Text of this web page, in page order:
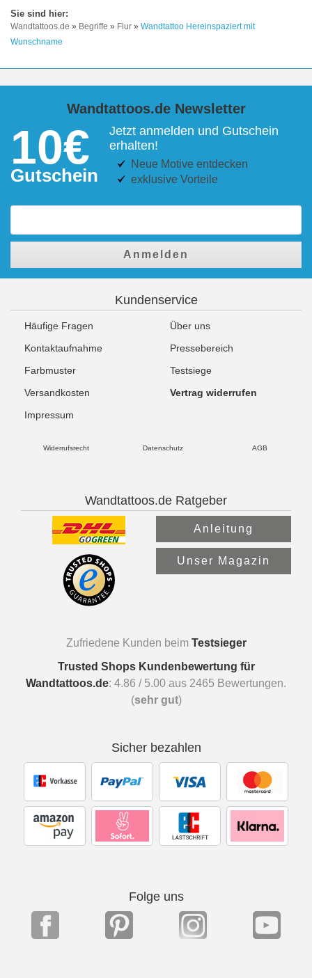
Wandtattoos.de » Begriffe » Flur » Wandtattoo Hereinspaziert mit
Wunschname
Wandtattoos.de Newsletter
10€
Gutschein
Jetzt anmelden und Gutschein
erhalten!
Neue Motive entdecken
exklusive Vorteile
Anmelden
Kundenservice
Häufige Fragen
Über uns
Kontaktaufnahme
Pressebereich
Farbmuster
Testsiege
Versandkosten
Vertrag widerrufen
Impressum
Widerrufsrecht Datenschutz AGB
Wandtattoos.de Ratgeber
Anleitung
Unser Magazin
Zufriedene Kunden beim Testsieger
Trusted Shops Kundenbewertung für
Wandtattoos.de: 4.86 / 5.00 aus 2465 Bewertungen.
(sehr gut)
Sicher bezahlen
Folge uns